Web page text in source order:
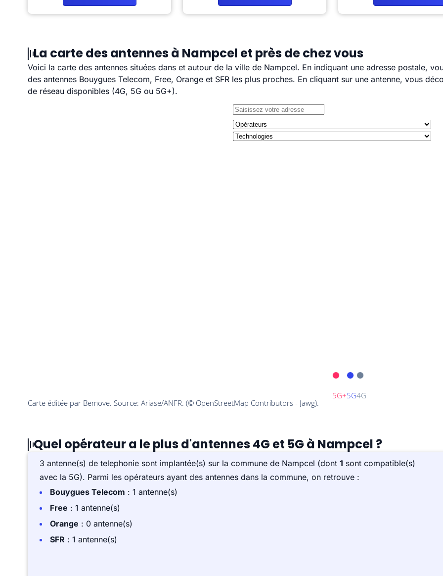
La carte des antennes à Nampcel et près de chez vous
Voici la carte des antennes situées dans et autour de la ville de Nampcel. En indiquant une adresse postale,
des antennes Bouygues Telecom, Free, Orange et SFR les plus proches. En cliquant sur une antenne, vous
de réseau disponibles (4G, 5G ou 5G+).
Quel opérateur a le plus d'antennes 4G et 5G à Nampcel ?
3 antenne(s) de telephonie sont implantée(s) sur la commune de Nampcel (dont 1 sont compatible(s)
avec la 5G). Parmi les opérateurs ayant des antennes dans la commune, on retrouve :
Bouygues Telecom : 1 antenne(s)
Free : 1 antenne(s)
Orange : 0 antenne(s)
SFR : 1 antenne(s)